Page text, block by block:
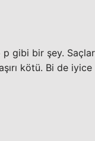
p gibi bir şey. Saçlar
kötü. Bi de iyice